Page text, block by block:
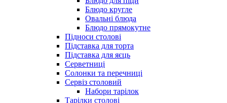
Блюдо кругле
Овальні блюда
Блюдо прямокутне
Підноси столові
Підставка для торта
Підставка для яєць
Серветниці
Солонки та перечниці
Сервіз столовий
Набори тарілок
Тарілки столові